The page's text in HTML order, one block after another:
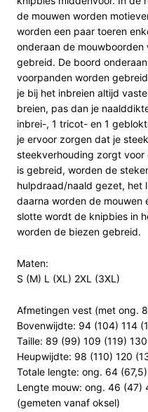
de mouwen worden
worden een paar toeren
onderaan de
gebreid. De boord
voorpanden worden
je bij het inbreien altijd
breien, pas dan je
inbrei-, 1 tricot- en 1
je ervoor zorgen dat je
steekverhouding zorgt voor
is gebreid, worden de
hulpdraad/naald gezet, het
daarna worden de mouwen
slotte wordt de knipbies in
worden de biezen gebreid.
Maten:
S (M) L (XL) 2XL (3XL)
Afmetingen vest (met ong.
Bovenwijdte: 94 (104) 114
Taille: 89 (99) 109 (119)
Heupwijdte: 98 (110) 120
Totale lengte: ong. 64
Lengte mouw: ong. 46
(gemeten vanaf oksel)